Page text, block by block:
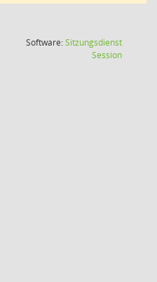
Software:Sitzungsdienst
Session(Wird in